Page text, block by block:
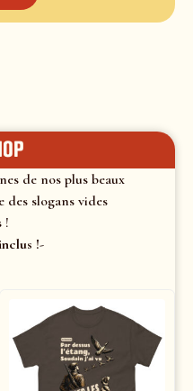
de nos plus beaux
des slogans vides
!
!-